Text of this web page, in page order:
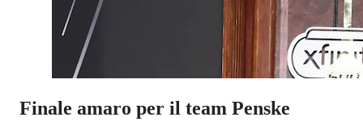
Finale amaro per il team Penske